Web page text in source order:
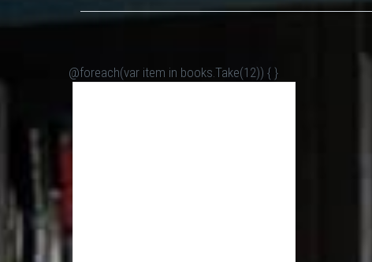
@foreach(var item in books.Take(12)) { }